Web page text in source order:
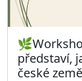
představí,
české